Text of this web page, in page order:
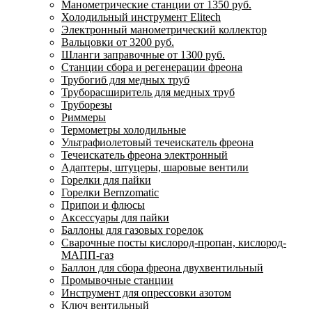
Манометрические станции от 1350 руб.
Холодильный инструмент Elitech
Электронный манометрический коллектор
Вальцовки от 3200 руб.
Шланги заправочные от 1300 руб.
Станции сбора и регенерации фреона
Трубогиб для медных труб
Труборасширитель для медных труб
Труборезы
Риммеры
Термометры холодильные
Ультрафиолетовый течеискатель фреона
Течеискатель фреона электронный
Адаптеры, штуцеры, шаровые вентили
Горелки для пайки
Горелки Bernzomatic
Припои и флюсы
Аксессуары для пайки
Баллоны для газовых горелок
Сварочные посты кислород-пропан, кислород-
МАПП-газ
Баллон для сбора фреона двухвентильный
Промывочные станции
Инструмент для опрессовки азотом
Ключ вентильный